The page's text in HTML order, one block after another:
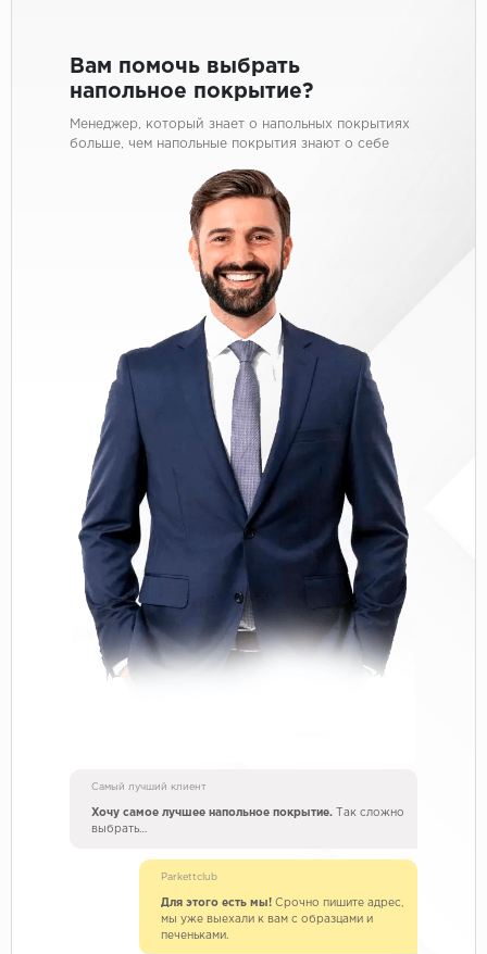
Вам помочь выбрать
напольное покрытие?
Менеджер, который знает о напольных покрытиях
больше, чем напольные покрытия знают о себе
Самый лучший клиент
Хочу самое лучшее напольное покрытие. Так сложно
выбрать…
Parkettclub
Для этого есть мы! Срочно пишите адрес,
мы уже выехали к вам с образцами и
печеньками.